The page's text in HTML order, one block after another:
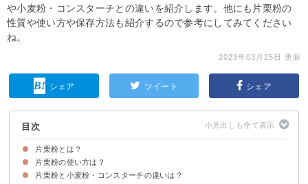
や小麦粉・コンスターチとの違いを紹介します。他にも片栗粉の
性質や使い方や保存方法も紹介するので参考にしてみてください
ね。
2023年03月25日 更新
シェア ツイート シェア
目次
片栗粉とは？
片栗粉の原料は「でんぷん」で主成分は炭水化物
糊化する性質がある
片栗粉の使い方は？
①とろみ付けに使う
②旨味を閉じ込める
③入浴剤にする
④ネイルに使う
⑤グリルなどの掃除に使う
片栗粉と小麦粉・コンスターチの違いは？